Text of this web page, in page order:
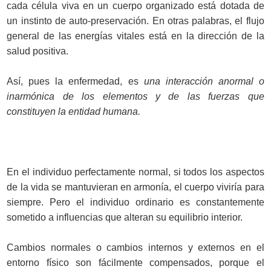
cada célula viva en un cuerpo organizado está dotada de
un instinto de auto-preservación. En otras palabras, el flujo
general de las energías vitales está en la dirección de la
salud positiva.
Así, pues la enfermedad, es una interacción anormal o
inarmónica de los elementos y de las fuerzas que
constituyen la entidad humana.
En el individuo perfectamente normal, si todos los aspectos
de la vida se mantuvieran en armonía, el cuerpo viviría para
siempre. Pero el individuo ordinario es constantemente
sometido a influencias que alteran su equilibrio interior.
Cambios normales o cambios internos y externos en el
entorno físico son fácilmente compensados, porque el